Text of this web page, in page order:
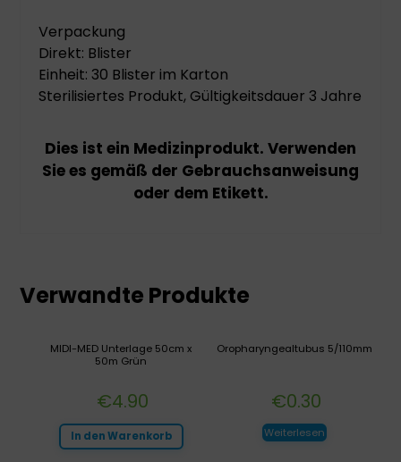
Verpackung
Direkt: Blister
Einheit: 30 Blister im Karton
Sterilisiertes Produkt, Gültigkeitsdauer 3 Jahre
Dies ist ein Medizinprodukt. Verwenden
Sie es gemäß der Gebrauchsanweisung
oder dem Etikett.
Verwandte Produkte
Oropharyngealtubus 5/110mm
€0.30
Weiterlesen
MIDI-MED Unterlage 50cm x
50m Grün
€4.90
In den Warenkorb